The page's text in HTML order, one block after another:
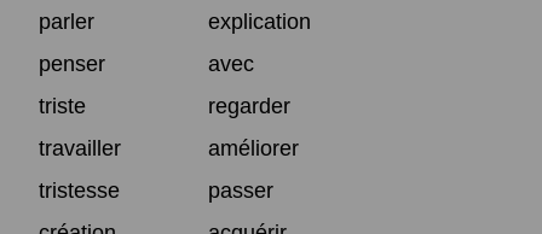
parler
explication
penser
avec
triste
regarder
travailler
améliorer
tristesse
passer